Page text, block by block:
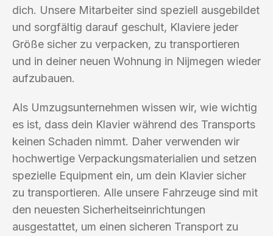
dich. Unsere Mitarbeiter sind speziell ausgebildet
und sorgfältig darauf geschult, Klaviere jeder
Größe sicher zu verpacken, zu transportieren
und in deiner neuen Wohnung in Nijmegen wieder
aufzubauen.
Als Umzugsunternehmen wissen wir, wie wichtig
es ist, dass dein Klavier während des Transports
keinen Schaden nimmt. Daher verwenden wir
hochwertige Verpackungsmaterialien und setzen
spezielle Equipment ein, um dein Klavier sicher
zu transportieren. Alle unsere Fahrzeuge sind mit
den neuesten Sicherheitseinrichtungen
ausgestattet, um einen sicheren Transport zu